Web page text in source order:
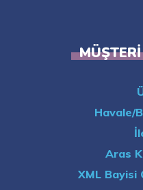
Havale/
Aras
XML Bayisi